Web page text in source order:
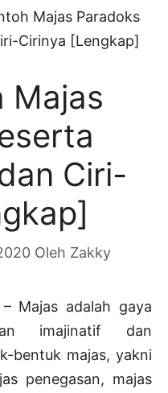
Majas Paradoks
Cirinya [Lengkap]
Majas
Ciri-
Oleh Zakky
Majas adalah gaya
imajinatif dan
bentuk majas, yakni
penegasan, majas